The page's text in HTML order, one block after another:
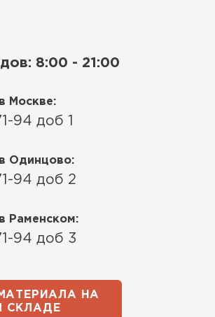
8:00 - 21:00
Москве:
94 доб 1
Одинцово:
94 доб 2
Раменском:
94 доб 3
НА
СКЛАДЕ